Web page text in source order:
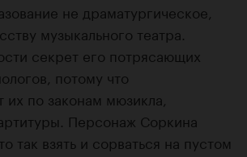
не драматургическое,
музыкального театра.
секрет его потрясающих
потому что
их по законам мюзикла,
Персонаж Соркина
так взять и сорваться на пустом